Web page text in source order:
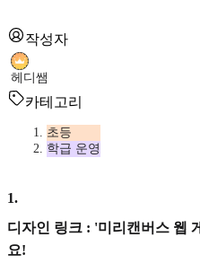
작성자
헤디쌤
카테고리
초등
학급 운영
1.
디자인 링크 : '미리캔버스 웹
요!